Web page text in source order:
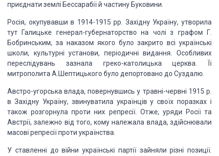
приєднати землі Бессарабії й частину Буковини.
Росія, окупувавши в 1914-1915 рр. Західну Україну, утворила
тут Галицьке генерал-губернаторство на чолі з графом Г.
Бобринським, за наказом якого було закрито всі українські
школи, культурні установи, періодичні видання. Особливих
переслідувань зазнала греко-католицька церква. Її
митрополита А.Шептицького було депортовано до Суздалю.
Австро-угорська влада, повернувшись у травні-червні 1915 р.
в Західну Україну, звинуватила українців у своїх поразках і
також розгорнула проти них репресії. Отже, уряди Росії та
Австрії, залежно від того, кому належала влада, здійснювали
масові репресії проти українства.
У ставленні до війни українські партії зайняли різні позиції.